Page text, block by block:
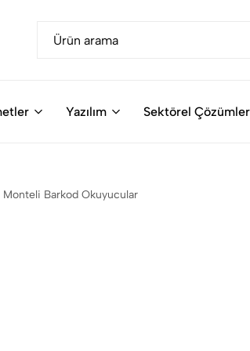
Yazılım Sektörel Çözümler
Monteli Barkod Okuyucular